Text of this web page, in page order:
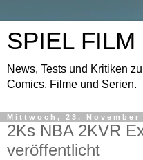
SPIEL FILM
News, Tests und Kritiken
Comics, Filme und Serien.
Mittwoch, 23. November
2Ks NBA 2KVR
veröffentlicht